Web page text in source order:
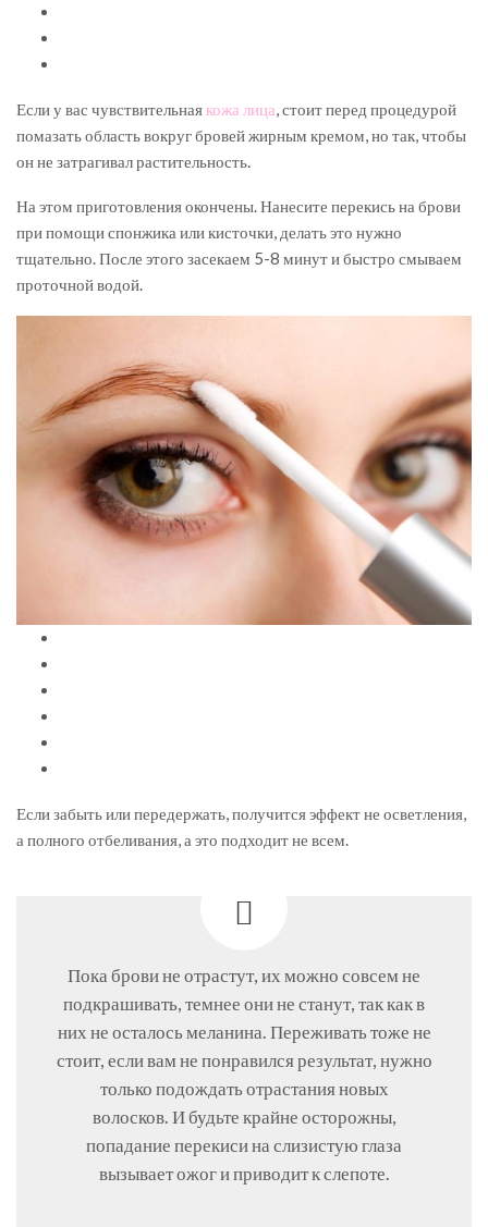
Если у вас чувствительнаякожа лица, стоит перед процедурой
помазать область вокруг бровей жирным кремом, но так, чтобы
он не затрагивал растительность.
На этом приготовления окончены. Нанесите перекись на брови
при помощи спонжика или кисточки, делать это нужно
тщательно. После этого засекаем 5-8 минут и быстро смываем
проточной водой.
Если забыть или передержать, получится эффект не осветления,
а полного отбеливания, а это подходит не всем.
Пока брови не отрастут, их можно совсем не
подкрашивать, темнее они не станут, так как в
них не осталось меланина. Переживать тоже не
стоит, если вам не понравился результат, нужно
только подождать отрастания новых
волосков. И будьте крайне осторожны,
попадание перекиси на слизистую глаза
вызывает ожог и приводит к слепоте.